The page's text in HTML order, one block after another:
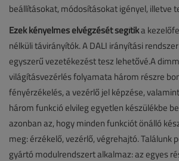
beállításokat, módosításokat igényel, illetve
Ezek kényelmes elvégzését segítika
nélküli távirányítók. A DALI irányítási
egyszerű vezetékezést tesz lehetővé.A
világításvezérlés folyamata három részre
fényérzékelés, a vezérlő jel képzése,
három funkció elvileg egyetlen készülékbe
azonban az, hogy minden funkciót önálló
meg: érzékelő, vezérlő, végrehajtó. Találunk
gyártó modulrendszert alkalmaz: az egyes